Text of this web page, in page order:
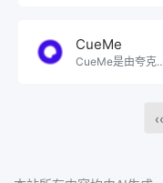
CueMe
CueMe是由夸克自主研发的一款智能对话助手，旨
‹‹